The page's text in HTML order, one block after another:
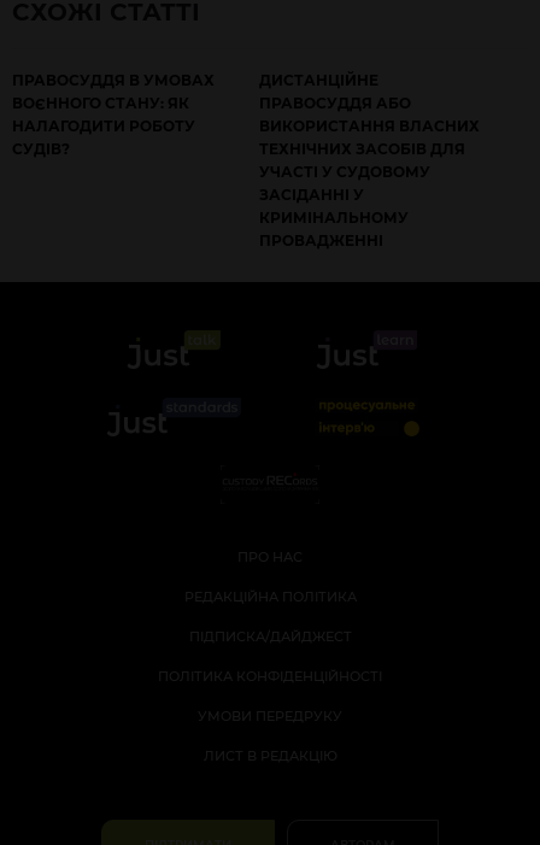
ПРАВОСУДДЯ В УМОВАХ
ВОЄННОГО СТАНУ: ЯК
НАЛАГОДИТИ РОБОТУ
СУДІВ?
ДИСТАНЦІЙНЕ
ПРАВОСУДДЯ АБО
ВИКОРИСТАННЯ ВЛАСНИХ
ТЕХНІЧНИХ ЗАСОБІВ ДЛЯ
УЧАСТІ У СУДОВОМУ
ЗАСІДАННІ У
КРИМІНАЛЬНОМУ
ПРОВАДЖЕННІ
ПРО НАС
РЕДАКЦІЙНА ПОЛІТИКА
ПІДПИСКА/ДАЙДЖЕСТ
ПОЛІТИКА КОНФІДЕНЦІЙНОСТІ
УМОВИ ПЕРЕДРУКУ
ЛИСТ В РЕДАКЦІЮ